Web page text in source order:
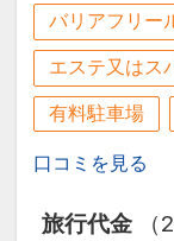
施設のご
●「タイガ
ホテルの
チ」東シ
遊泳期間：
●３連泊以
要♪（１予
５００円）
♪（要事前
※ブッフェ
バリアフリー
エステ又はス
有料駐車場
口コミを見る
旅行代金